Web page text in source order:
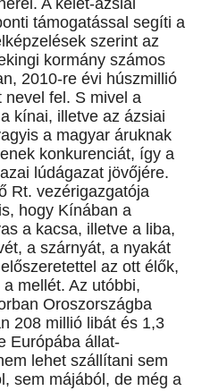
A kelet-ázsiai
támogatással segíti a
szerint az
kormány számos
2010-re évi húszmillió
nevel fel. S mivel a
kínai, illetve az ázsiai
a magyar áruknak
konkurenciát, így a
lúdágazat jövőjére.
Rt. vezérigazgatója
hogy Kínában a
a kacsa, illetve a liba,
a szárnyát, a nyakát
az ott élők,
mellét. Az utóbbi,
Oroszországba
208 millió libát és 1,3
Európába állat-
lehet szállítani sem
sem májából, de még a